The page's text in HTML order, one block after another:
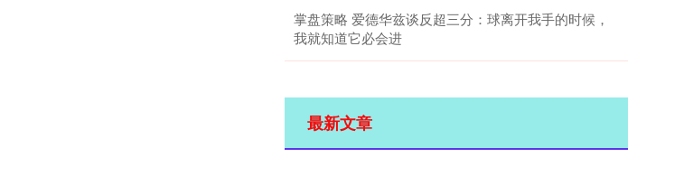
掌盘策略 爱德华兹谈反超三分：球离开我手的时候，
我就知道它必会进
最新文章